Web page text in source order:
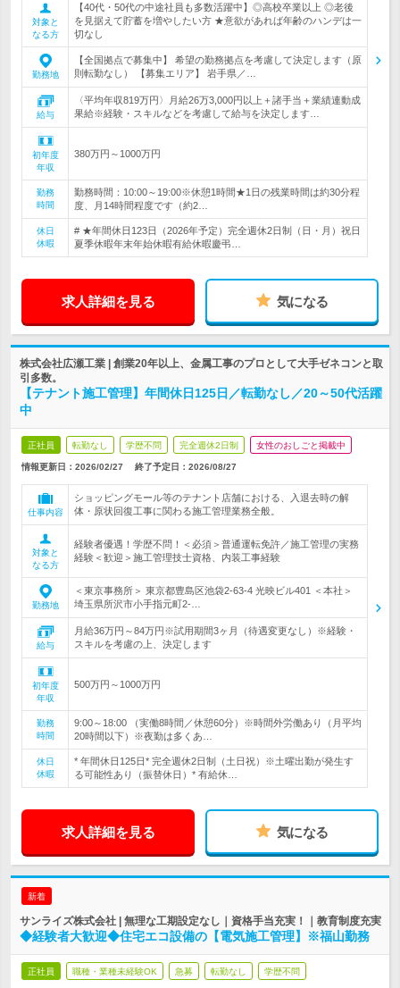
対象と
なる方
【40代・50代の中途社員も多数活躍中】◎高校卒業以上 ◎老後
を見据えて貯蓄を増やしたい方 ★意欲があれば年齢のハンデは一
切なし
勤務地
【全国拠点で募集中】 希望の勤務拠点を考慮して決定します（原
則転勤なし） 【募集エリア】 岩手県／…
給与
〈平均年収819万円〉月給26万3,000円以上＋諸手当＋業績連動成
果給※経験・スキルなどを考慮して給与を決定します…
初年度
年収
380万円～1000万円
勤務
時間
勤務時間：10:00～19:00※休憩1時間★1日の残業時間は約30分程
度、月14時間程度です（約2…
休日
休暇
# ★年間休日123日（2026年予定）完全週休2日制（日・月）祝日
夏季休暇年末年始休暇有給休暇慶弔…
求人詳細を見る 気になる
株式会社広瀬工業 | 創業20年以上、金属工事のプロとして大手ゼネコンと取
引多数。
【テナント施工管理】年間休日125日／転勤なし／20～50代活躍
中
正社員 転勤なし 学歴不問 完全週休2日制 女性のおしごと掲載中
情報更新日：2026/02/27 終了予定日： 2026/08/27
仕事内容
ショッピングモール等のテナント店舗における、入退去時の解
体・原状回復工事に関わる施工管理業務全般。
対象と
なる方
経験者優遇！学歴不問！＜必須＞普通運転免許／施工管理の実務
経験＜歓迎＞施工管理技士資格、内装工事経験
勤務地
＜東京事務所＞ 東京都豊島区池袋2-63-4 光映ビル401 ＜本社＞
埼玉県所沢市小手指元町2-…
給与
月給36万円～84万円※試用期間3ヶ月（待遇変更なし）※経験・
スキルを考慮の上、決定します
初年度
年収
500万円～1000万円
勤務
時間
9:00～18:00 （実働8時間／休憩60分）※時間外労働あり（月平均
20時間以下）※夜勤は多くあ…
休日
休暇
* 年間休日125日* 完全週休2日制（土日祝）※土曜出勤が発生す
る可能性あり（振替休日）* 有給休…
求人詳細を見る 気になる
新着
サンライズ株式会社 | 無理な工期設定なし｜資格手当充実！｜教育制度充実
◆経験者大歓迎◆住宅エコ設備の【電気施工管理】※福山勤務
正社員 職種・業種未経験OK 急募 転勤なし 学歴不問